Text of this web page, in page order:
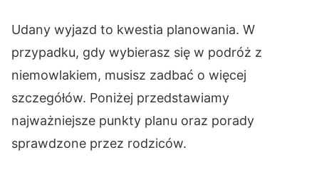
Udany wyjazd to kwestia planowania. W
przypadku, gdy wybierasz się w podróż z
niemowlakiem, musisz zadbać o więcej
szczegółów. Poniżej przedstawiamy
najważniejsze punkty planu oraz porady
sprawdzone przez rodziców.